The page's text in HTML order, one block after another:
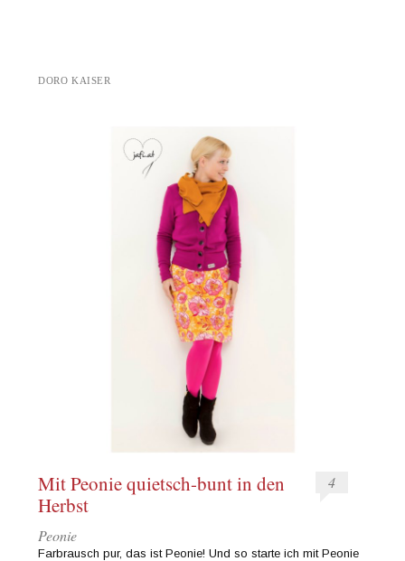
DORO KAISER
Mit Peonie quietsch-bunt in den
Herbst
4
Peonie
Farbrausch pur, das ist Peonie! Und so starte ich mit Peonie